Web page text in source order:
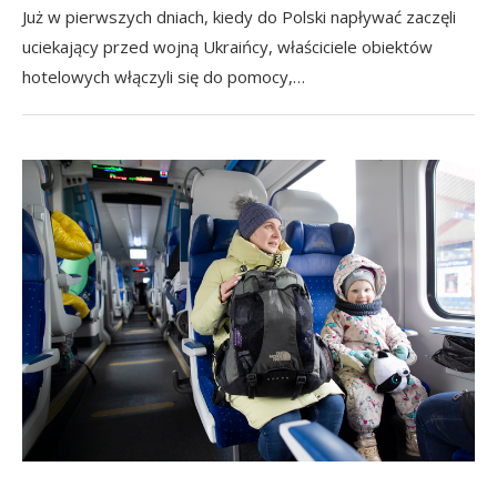
Już w pierwszych dniach, kiedy do Polski napływać zaczęli
uciekający przed wojną Ukraińcy, właściciele obiektów
hotelowych włączyli się do pomocy,…